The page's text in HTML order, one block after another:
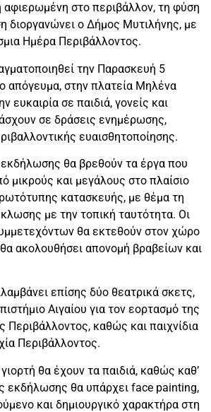
αφιερωμένη στο περιβάλλον, τη φύση
διοργανώνει ο Δήμος Μυτιλήνης, με
Ημέρα Περιβάλλοντος.
την Παρασκευή 5
απόγευμα, στην πλατεία Μηλένα
ευκαιρία σε παιδιά, γονείς και
σε δράσεις ενημέρωσης,
ευαισθητοποίησης.
θα βρεθούν τα έργα που
μικρούς και μεγάλους στο πλαίσιο
κατασκευής, με θέμα τη
με την τοπική ταυτότητα. Οι
θα εκτεθούν στον χώρο
ακολουθήσει απονομή βραβείων και
επίσης δύο θεατρικά σκετς,
Αιγαίου για τον εορτασμό της
Περιβάλλοντος, καθώς και παιχνίδια
Περιβάλλοντος.
θα έχουν τα παιδιά, καθώς καθ’
εκδήλωσης θα υπάρχει face painting,
και δημιουργικό χαρακτήρα στη